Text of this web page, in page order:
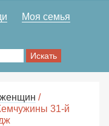
Моя семья
/
31-й